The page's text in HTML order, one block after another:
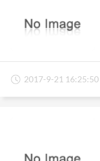
2017-9-21 16:25:50